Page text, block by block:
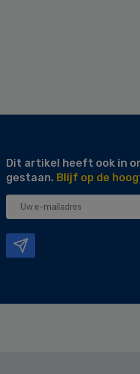
Dit artikel heeft ook in
gestaan. Blijf op de
Uw